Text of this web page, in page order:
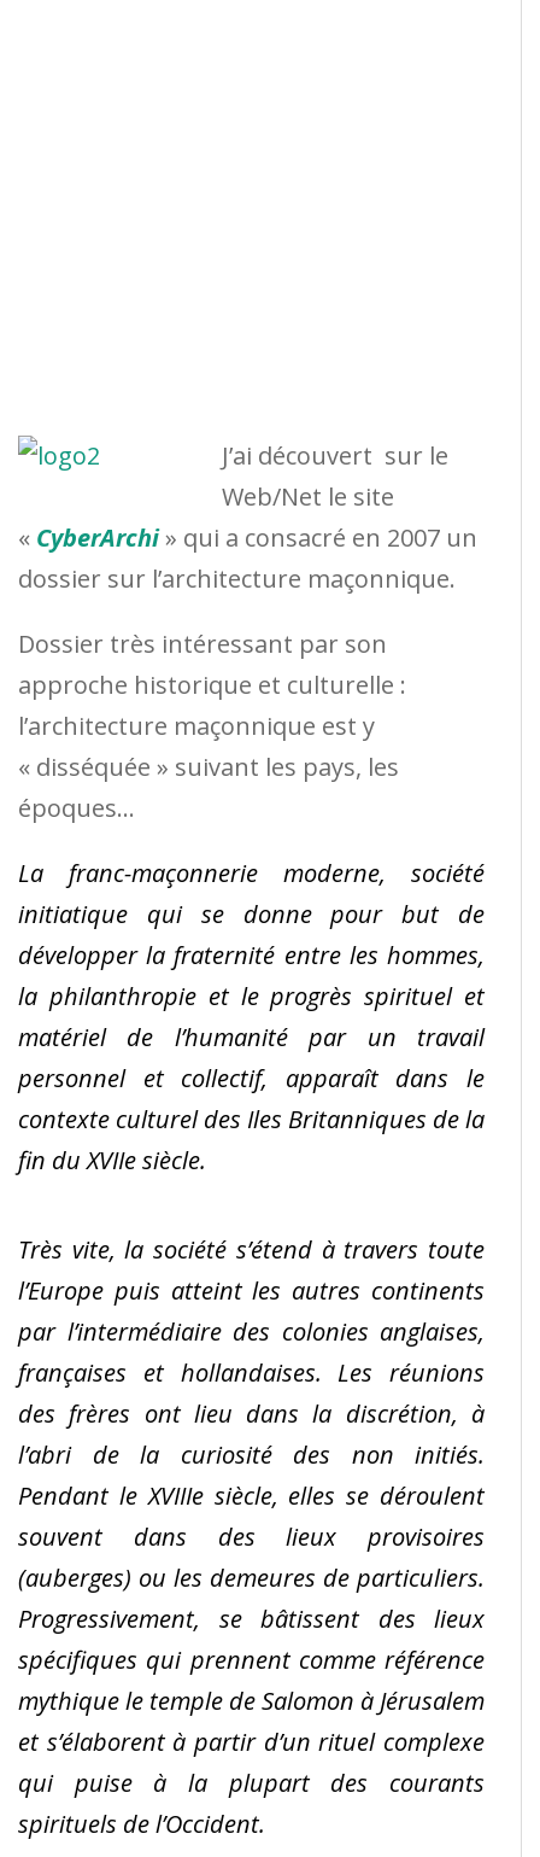
J’ai découvert sur le
Web/Net le site
« CyberArchi» qui a consacré en 2007 un
dossier sur l’architecture maçonnique.
Dossier très intéressant par son
approche historique et culturelle :
l’architecture maçonnique est y
« disséquée » suivant les pays, les
époques…
La franc-maçonnerie moderne, société
initiatique qui se donne pour but de
développer la fraternité entre les hommes,
la philanthropie et le progrès spirituel et
matériel de l’humanité par un travail
personnel et collectif, apparaît dans le
contexte culturel des Iles Britanniques de la
fin du XVIIe siècle.
Très vite, la société s’étend à travers toute
l’Europe puis atteint les autres continents
par l’intermédiaire des colonies anglaises,
françaises et hollandaises. Les réunions
des frères ont lieu dans la discrétion, à
l’abri de la curiosité des non initiés.
Pendant le XVIIIe siècle, elles se déroulent
souvent dans des lieux provisoires
(auberges) ou les demeures de particuliers.
Progressivement, se bâtissent des lieux
spécifiques qui prennent comme référence
mythique le temple de Salomon à Jérusalem
et s’élaborent à partir d’un rituel complexe
qui puise à la plupart des courants
spirituels de l’Occident.